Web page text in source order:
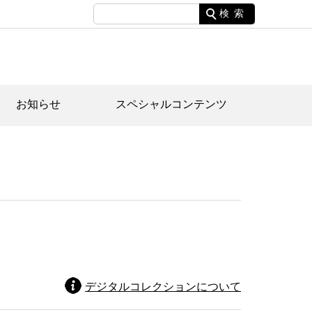
検索
お知らせ スペシャルコンテンツ
デジタルコレクションについて